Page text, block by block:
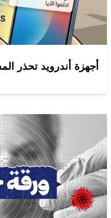
أجهزة أندرويد تحذر